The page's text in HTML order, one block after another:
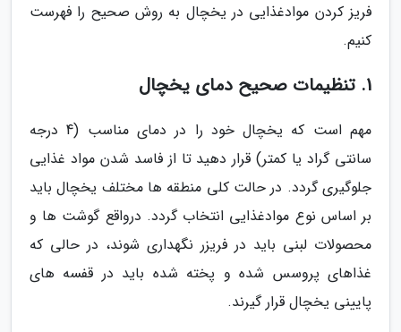
فریز کردن موادغذایی در یخچال به روش صحیح را فهرست
کنیم.
1. تنظیمات صحیح دمای یخچال
مهم است که یخچال خود را در دمای مناسب (4 درجه
سانتی گراد یا کمتر) قرار دهید تا از فاسد شدن مواد غذایی
جلوگیری گردد. در حالت کلی منطقه ها مختلف یخچال باید
بر اساس نوع موادغذایی انتخاب گردد. درواقع گوشت ها و
محصولات لبنی باید در فریزر نگهداری شوند، در حالی که
غذاهای پروسس شده و پخته شده باید در قفسه های
پایینی یخچال قرار گیرند.